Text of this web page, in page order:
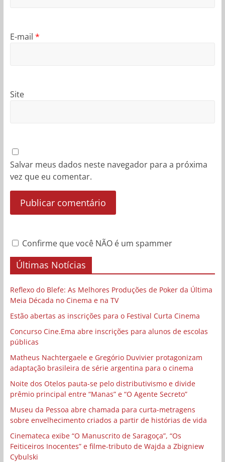
E-mail *
Site
Salvar meus dados neste navegador para a próxima
vez que eu comentar.
Confirme que você NÃO é um spammer
Últimas Notícias
Reflexo do Blefe: As Melhores Produções de Poker da Última
Meia Década no Cinema e na TV
Estão abertas as inscrições para o Festival Curta Cinema
Concurso Cine.Ema abre inscrições para alunos de escolas
públicas
Matheus Nachtergaele e Gregório Duvivier protagonizam
adaptação brasileira de série argentina para o cinema
Noite dos Otelos pauta-se pelo distributivismo e divide
prêmio principal entre “Manas” e “O Agente Secreto”
Museu da Pessoa abre chamada para curta-metragens
sobre envelhecimento criados a partir de histórias de vida
Cinemateca exibe “O Manuscrito de Saragoça”, “Os
Feiticeiros Inocentes” e filme-tributo de Wajda a Zbigniew
Cybulski